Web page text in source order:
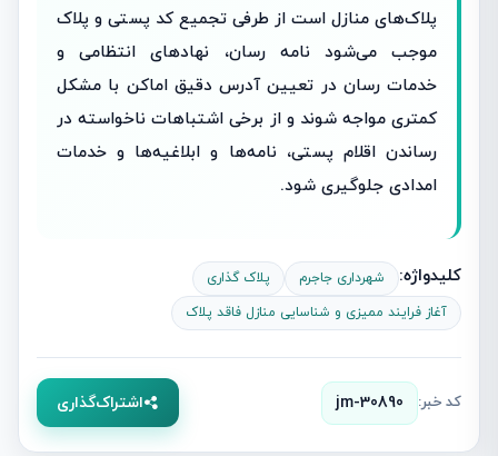
پلاک‌های منازل است از طرفی تجمیع کد پستی و پلاک
موجب می‌شود نامه رسان، نهادهای انتظامی و
خدمات رسان در تعیین آدرس دقیق اماکن با مشکل
کمتری مواجه شوند و از برخی اشتباهات ناخواسته در
رساندن اقلام پستی، نامه‌ها و ابلاغیه‌ها و خدمات
امدادی جلوگیری شود.
کلیدواژه: شهرداری جاجرم
پلاک گذاری
آغاز فرایند ممیزی و شناسایی منازل فاقد پلاک
کد خبر: jm-30890 اشتراک‌گذاری